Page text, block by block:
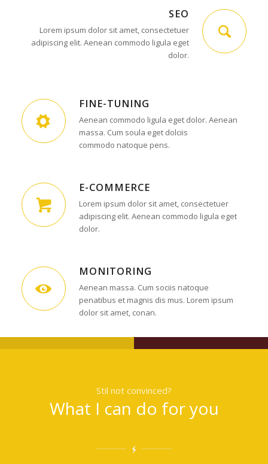
SEO
Lorem ipsum dolor sit amet, consectetuer
adipiscing elit. Aenean commodo ligula eget
dolor.
FINE-TUNING
Aenean commodo ligula eget dolor. Aenean
massa. Cum soula eget dolciis
commodo natoque pens.
E-COMMERCE
Lorem ipsum dolor sit amet, consectetuer
adipiscing elit. Aenean commodo ligula eget
dolor.
MONITORING
Aenean massa. Cum sociis natoque
penatibus et magnis dis mus. Lorem ipsum
dolor sit amet, conan.
Stil not convinced?
What I can do for you